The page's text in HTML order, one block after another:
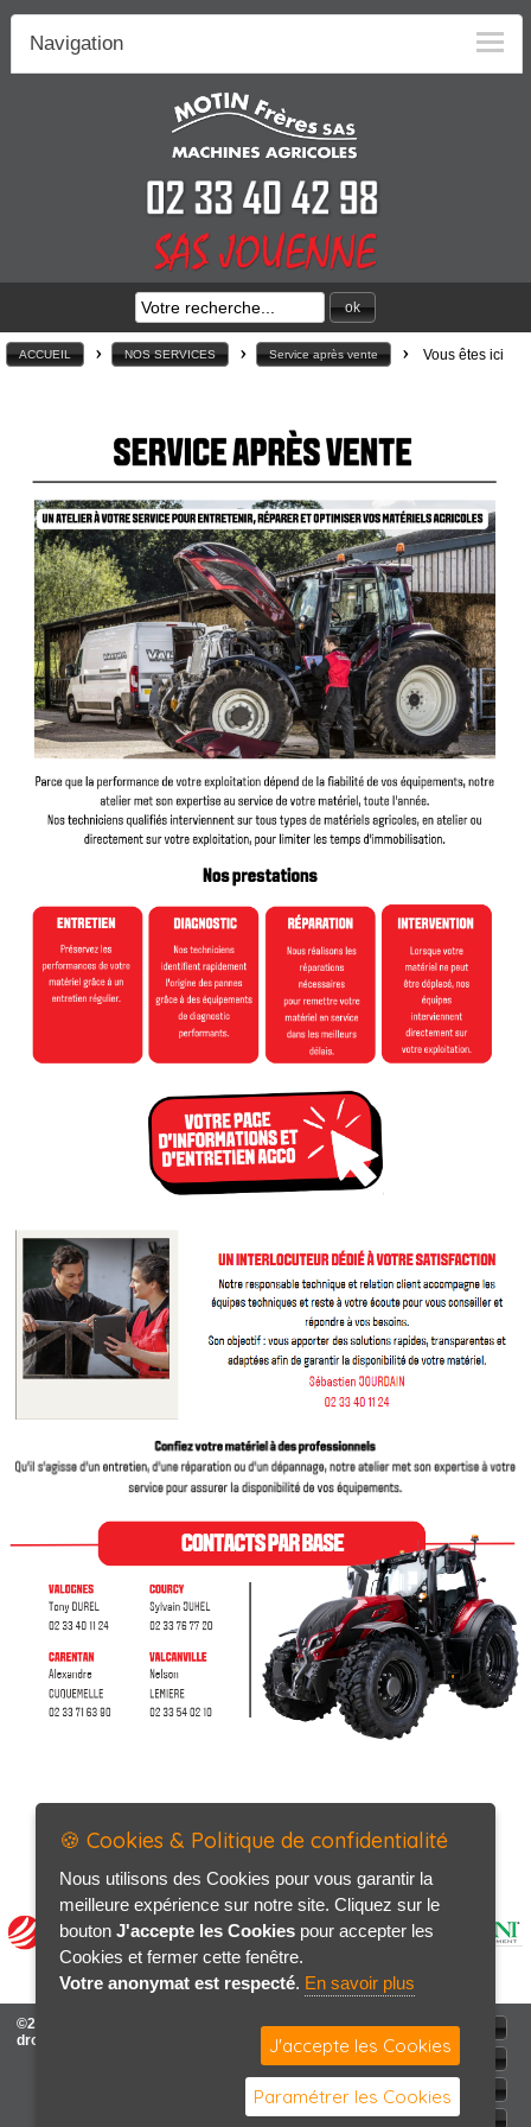
ok
Navigation
ACCUEIL > NOS SERVICES > Service après vente > Vous êtes ici
©2026-2027 MOTIN Frères tous
droits réservés
ACCUEIL
Politique de confidentialité
Contact / Plan
🍪 Cookies & Politique de confidentialité
Nous utilisons des Cookies pour vous garantir la
meilleure expérience sur notre site. Cliquez sur le
bouton J'accepte les Cookies pour accepter les
Cookies et fermer cette fenêtre.
Votre anonymat est respecté. En savoir plus
J'accepte les Cookies
Paramétrer les Cookies